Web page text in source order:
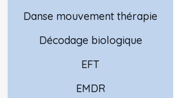
Danse mouvement thérapie
Décodage biologique
EFT
EMDR